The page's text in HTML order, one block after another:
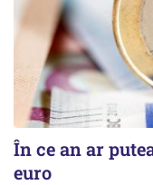
În ce an ar
euro